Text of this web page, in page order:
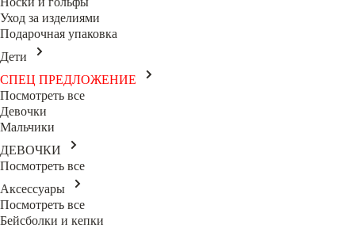
Уход за изделиями
Подарочная упаковка
Дети
СПЕЦ ПРЕДЛОЖЕНИЕ
Посмотреть все
Девочки
Мальчики
ДЕВОЧКИ
Посмотреть все
Аксессуары
Посмотреть все
Бейсболки и кепки